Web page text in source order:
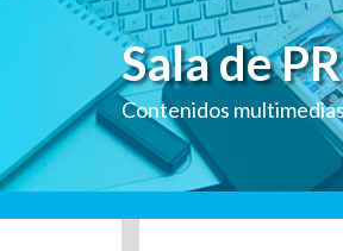
Sala de
Contenidos